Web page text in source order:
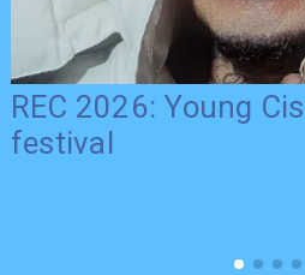
REC 2026: Young
festival